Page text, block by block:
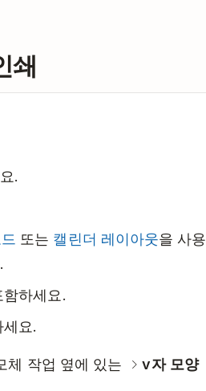
쇄
.
또는 캘린더 레이아웃을 사용
하세요.
요.
체 작업 옆에 있는
v자 모양